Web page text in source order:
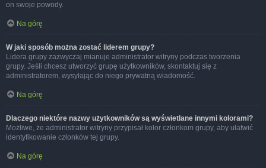
on swoje powody.
Na górę
W jaki sposób można zostać liderem grupy?
Lidera grupy zazwyczaj mianuje administrator witryny podczas tworzenia
grupy. Jeśli chcesz utworzyć grupę użytkowników, skontaktuj się z
administratorem, wysyłając do niego prywatną wiadomość.
Na górę
Dlaczego niektóre nazwy użytkowników są wyświetlane innymi kolorami?
Możliwe, że administrator witryny przypisał kolor członkom grupy, aby ułatwić
identyfikowanie członków tej grupy.
Na górę